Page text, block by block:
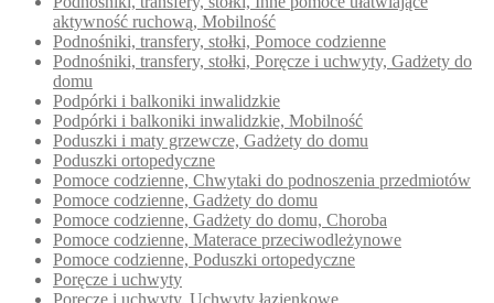
aktywność ruchową, Mobilność
Podnośniki, transfery, stołki, Pomoce codzienne
Podnośniki, transfery, stołki, Poręcze i uchwyty, Gadżety do
domu
Podpórki i balkoniki inwalidzkie
Podpórki i balkoniki inwalidzkie, Mobilność
Poduszki i maty grzewcze, Gadżety do domu
Poduszki ortopedyczne
Pomoce codzienne, Chwytaki do podnoszenia przedmiotów
Pomoce codzienne, Gadżety do domu
Pomoce codzienne, Gadżety do domu, Choroba
Pomoce codzienne, Materace przeciwodleżynowe
Pomoce codzienne, Poduszki ortopedyczne
Poręcze i uchwyty
Poręcze i uchwyty, Uchwyty łazienkowe